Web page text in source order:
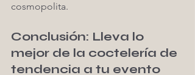
cosmopolita.
Conclusión: Lleva lo
mejor de la coctelería de
tendencia a tu evento